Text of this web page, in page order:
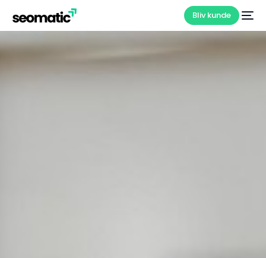
Bliv kunde